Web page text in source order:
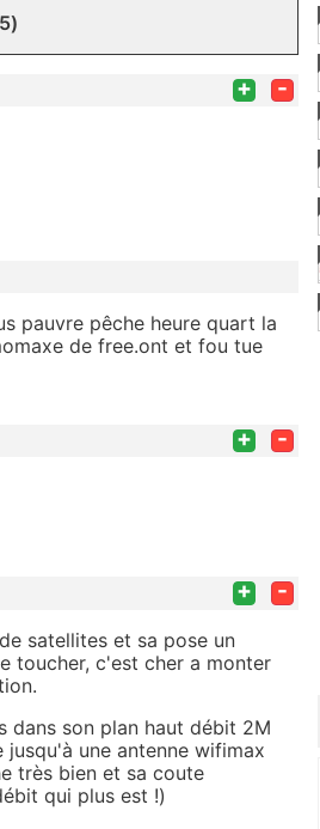
+ -
pauvre pêche heure quart la
de free.ont et fou tue
+ -
+ -
satellites et sa pose un
toucher, c'est cher a monter
dans son plan haut débit 2M
une antenne wifimax
très bien et sa coute
qui plus est !)